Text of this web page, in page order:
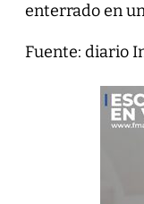
enterrado en
Fuente: diario